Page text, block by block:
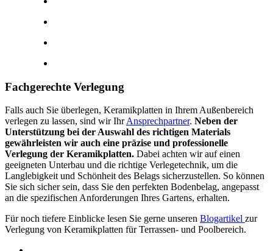
Fachgerechte Verlegung
Falls auch Sie überlegen, Keramikplatten in Ihrem Außenbereich
verlegen zu lassen, sind wir IhrAnsprechpartner. Neben der
Unterstützung bei der Auswahl des richtigen Materials
gewährleisten wir auch eine präzise und professionelle
Verlegung der Keramikplatten. Dabei achten wir auf einen
geeigneten Unterbau und die richtige Verlegetechnik, um die
Langlebigkeit und Schönheit des Belags sicherzustellen. So können
Sie sich sicher sein, dass Sie den perfekten Bodenbelag, angepasst
an die spezifischen Anforderungen Ihres Gartens, erhalten.
Für noch tiefere Einblicke lesen Sie gerne unseren Blogartikel zur
Verlegung von Keramikplatten für Terrassen- und Poolbereich.